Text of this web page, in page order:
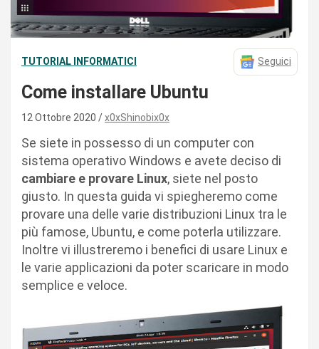
TUTORIAL INFORMATICI Seguici
Come installare Ubuntu
12 Ottobre 2020 x0xShinobix0x
Se siete in possesso di un computer con
sistema operativo Windows e avete deciso di
cambiare e provare Linux, siete nel posto
giusto. In questa guida vi spiegheremo come
provare una delle varie distribuzioni Linux tra le
più famose, Ubuntu, e come poterla utilizzare.
Inoltre vi illustreremo i benefici di usare Linux e
le varie applicazioni da poter scaricare in modo
semplice e veloce.